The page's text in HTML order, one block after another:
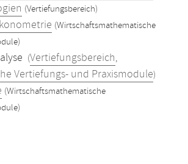
(Vertiefungsbereich)
(Wirtschaftsmathematische
(Vertiefungsbereich,
Vertiefungs- und Praxismodule)
(Wirtschaftsmathematische